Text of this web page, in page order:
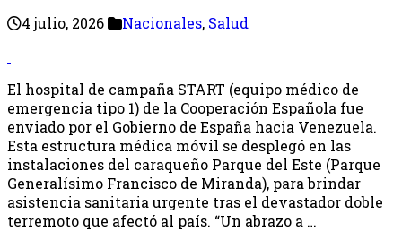
4 julio, 2026 Nacionales, Salud
El hospital de campaña START (equipo médico de
emergencia tipo 1) de la Cooperación Española fue
enviado por el Gobierno de España hacia Venezuela.
Esta estructura médica móvil se desplegó en las
instalaciones del caraqueño Parque del Este (Parque
Generalísimo Francisco de Miranda), para brindar
asistencia sanitaria urgente tras el devastador doble
terremoto que afectó al país. “Un abrazo a …